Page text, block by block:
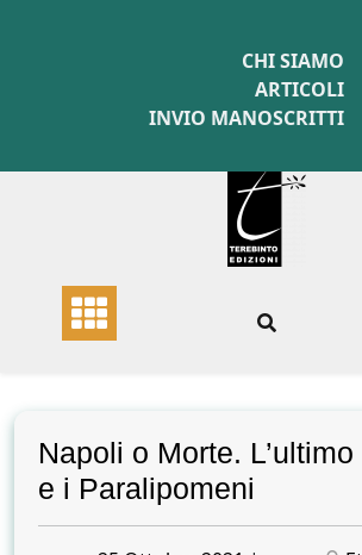
CHI SIAMO
ARTICOLI
INVIO MANOSCRITTI
Napoli o Morte.
e i Paralipomeni